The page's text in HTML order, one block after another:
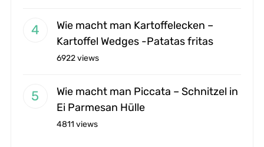
Wie macht man Kartoffelecken –
Kartoffel Wedges -Patatas fritas
6922 views
Wie macht man Piccata – Schnitzel in
Ei Parmesan Hülle
4811 views